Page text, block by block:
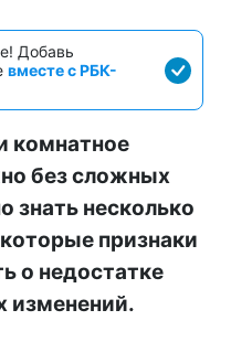
Добавь
вместе с РБК-
комнатное
без сложных
знать несколько
признаки
о недостатке
изменений.